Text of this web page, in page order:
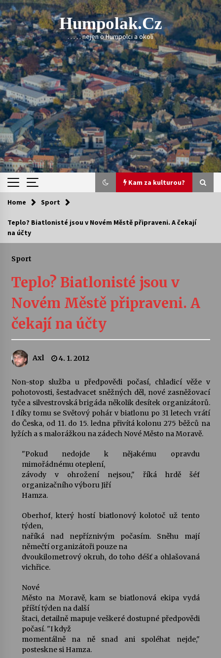
Skip
to
content
Humpolak.cz
. . . . . nejen o Humpolci a okolí
Kam za kulturou?
Kam za kulturou?
Vernisáž výstavy Josefíny Duškové: Stávám se
30. 7. 2026
Veselí muzikanti
30. 7. 2026
šedesátka: 28. 7.–1. 8. 2026
28. 7. 2026
Letní koncerty ve Stromovce: Kolchoz a
Jenakaši
28. 7. 2026
Votavžatský ploty
23. 7. 2026
22. 7. 2026
Vysočinka
17. 7. 2026
Ozvěny prázdnin
14. 7. 2026
Za kulturou kousek za Humpolec. V Želivě ožije
odkaz Josefa Čapka
Home Sport
Teplo? Biatlonisté jsou v Novém Městě připraveni. A čekají
na účty
Sport
Teplo? Biatlonisté jsou v
Novém Městě připraveni. A
čekají na účty
Axl 4. 1. 2012
Non-stop služba u předpovědi počasí, chladicí věže v
pohotovosti, šestadvacet sněžných děl, nové zasněžovací
tyče a silvestrovská brigáda několik desítek organizátorů.
I díky tomu se Světový pohár v biatlonu po 31 letech vrátí
do Česka, od 11. do 15. ledna přivítá kolonu 275 běžců na
lyžích a s malorážkou na zádech Nové Město na Moravě.
"Pokud nedojde k nějakému opravdu
mimořádnému oteplení,
závody v ohrožení nejsou," říká hrdě šéf
organizačního výboru Jiří
Hamza.
Oberhof, který hostí biatlonový kolotoč už tento
týden,
naříká nad nepříznivým počasím. Sněhu mají
němečtí organizátoři pouze na
dvoukilometrový okruh, do toho déšť a ohlašovaná
vichřice.
Nové
Město na Moravě, kam se biatlonová ekipa vydá
příští týden na další
štaci, detailně mapuje veškeré dostupné předpovědi
počasí. "I když
momentálně na ně snad ani spoléhat nejde,"
posteskne si Hamza.